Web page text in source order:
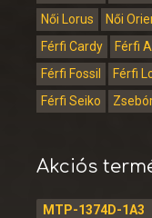
Női Lorus
Női
Férfi Cardy
Férfi
Férfi Fossil
Férfi
Férfi Seiko
Akciós
MTP-1374D-1A3